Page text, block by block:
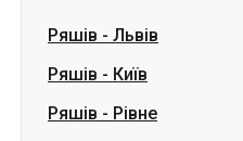
Ряшів - Львів
Ряшів - Київ
Ряшів - Рівне